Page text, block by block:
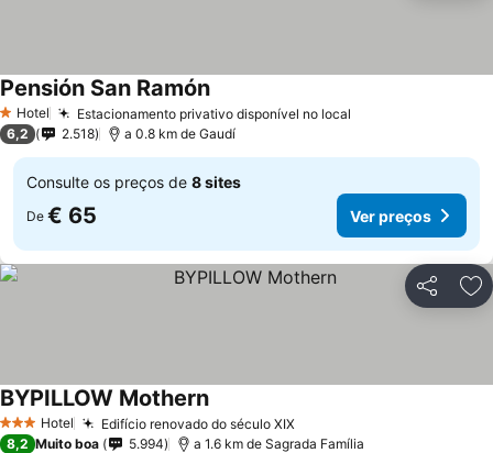
1 Estrelas
Hotel Estacionamento privativo disponível no local
Pensión San RamónVer preços
6,2 2.518 a 0.8 km de Gaudí
Consulte os preços de 8 sites
De € 65 Ver preços
Partilhar
3 EstrelasHotel Edifício renovado do século XIXVer preços
BYPILLOW MothernVer preços
8,2 Muito boa 5.994 a 1.6 km de Sagrada Família